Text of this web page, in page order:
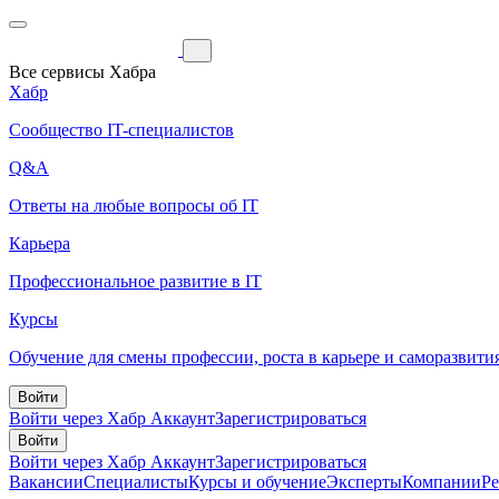
Все сервисы Хабра
Хабр
Сообщество IT-специалистов
Q&A
Ответы на любые вопросы об IT
Карьера
Профессиональное развитие в IT
Курсы
Обучение для смены профессии, роста в карьере и
Войти
Войти через Хабр АккаунтЗарегистрироваться
Войти
Войти через Хабр АккаунтЗарегистрироваться
ВакансииСпециалистыКурсы и обучениеЭкспертыКомпании